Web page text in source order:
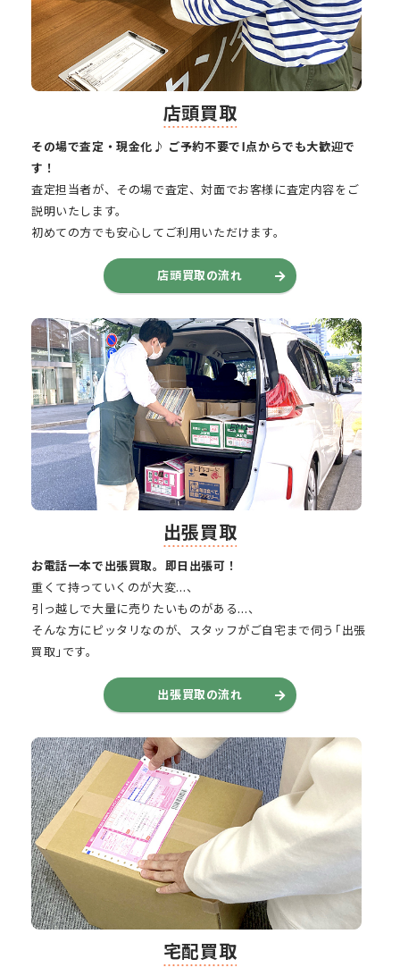
店頭買取
その場で査定・現金化♪ ご予約不要で1点からでも大歓迎で
す！
査定担当者が、その場で査定、対面でお客様に査定内容をご
説明いたします。
初めての方でも安心してご利用いただけます。
店頭買取の流れ
出張買取
お電話一本で出張買取。即日出張可！
重くて持っていくのが大変…、
引っ越しで大量に売りたいものがある…、
そんな方にピッタリなのが、スタッフがご自宅まで伺う｢出張
買取｣です。
出張買取の流れ
宅配買取